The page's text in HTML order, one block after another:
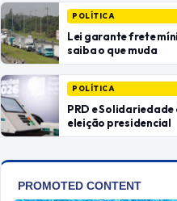
POLÍTICA
Lei garante frete
saiba o que muda
POLÍTICA
PRD e
eleição presidencial